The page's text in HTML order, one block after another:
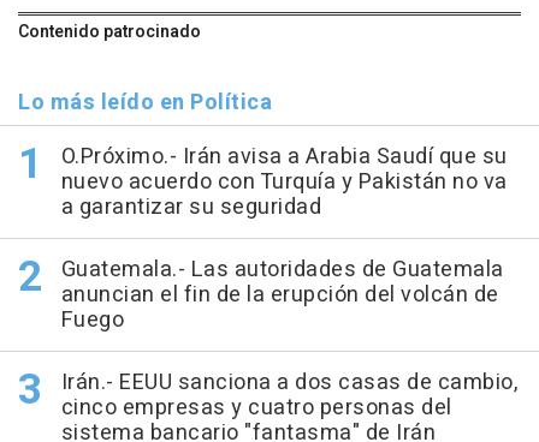
Contenido patrocinado
Lo más leído en Política
O.Próximo.- Irán avisa a Arabia Saudí que su
nuevo acuerdo con Turquía y Pakistán no va
a garantizar su seguridad
Guatemala.- Las autoridades de Guatemala
anuncian el fin de la erupción del volcán de
Fuego
Irán.- EEUU sanciona a dos casas de cambio,
cinco empresas y cuatro personas del
sistema bancario "fantasma" de Irán